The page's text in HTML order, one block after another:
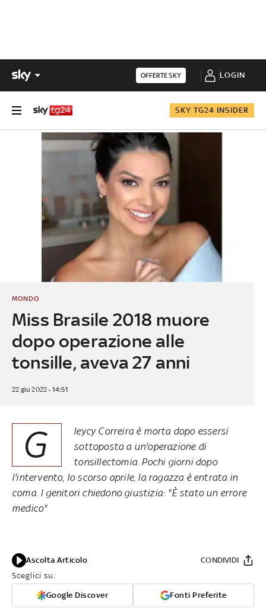
OFFERTE SKY LOGIN
SKY TG24 INSIDER
Miss Brasile 2018 muore
dopo operazione alle
tonsille, aveva 27 anni
MONDO
22 giu 2022 - 14:51
G
leycy Correira è morta dopo essersi
sottoposta a un'operazione di
tonsillectomia. Pochi giorni dopo
l'intervento, lo scorso aprile, la ragazza è entrata in
coma. I genitori chiedono giustizia: "È stato un errore
medico"
Ascolta Articolo
Sceglici su:
Google Discover Fonti Preferite
CONDIVIDI